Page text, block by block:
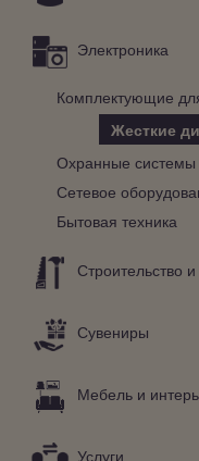
Электроника
Комплектующие
Жесткие
Охранные
Сетевое
Бытовая техника
Строительство
Сувениры
Мебель и
Услуги